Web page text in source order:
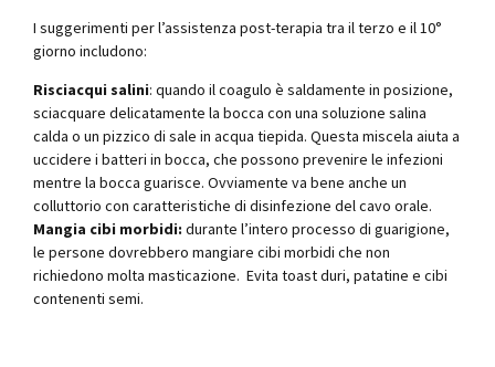
I suggerimenti per l’assistenza post-terapia tra il terzo e il 10°
giorno includono:
Risciacqui salini: quando il coagulo è saldamente in posizione,
sciacquare delicatamente la bocca con una soluzione salina
calda o un pizzico di sale in acqua tiepida. Questa miscela aiuta a
uccidere i batteri in bocca, che possono prevenire le infezioni
mentre la bocca guarisce. Ovviamente va bene anche un
colluttorio con caratteristiche di disinfezione del cavo orale.
Mangia cibi morbidi: durante l’intero processo di guarigione,
le persone dovrebbero mangiare cibi morbidi che non
richiedono molta masticazione. Evita toast duri, patatine e cibi
contenenti semi.